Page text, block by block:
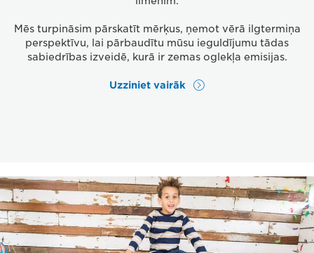
Mēs turpināsim pārskatīt mērķus, ņemot vērā ilgtermiņa
perspektīvu, lai pārbaudītu mūsu ieguldījumu tādas
sabiedrības izveidē, kurā ir zemas oglekļa emisijas.
Uzziniet vairāk